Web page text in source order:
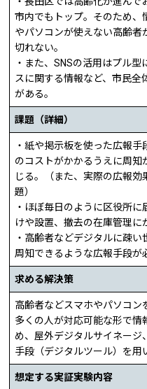
市内でもトップ。そのため、
やパソコンが使えない高齢
切れない。
・また、SNSの活用はプル
スに関する情報など、市民
がある。
課題（詳細）
・紙や掲示板を使った広報
のコストがかかるうえに周
じる。（また、実際の広報
題）
・ほぼ毎日のように区役所
けや設置、撤去の在庫管理に
・高齢者などデジタルに疎
周知できるような広報手段が
求める解決策
高齢者などスマホやパソコン
多くの人が対応可能な形で情
め、屋外デジタルサイネージ
手段（デジタルツール）を用
想定する実証実験内容